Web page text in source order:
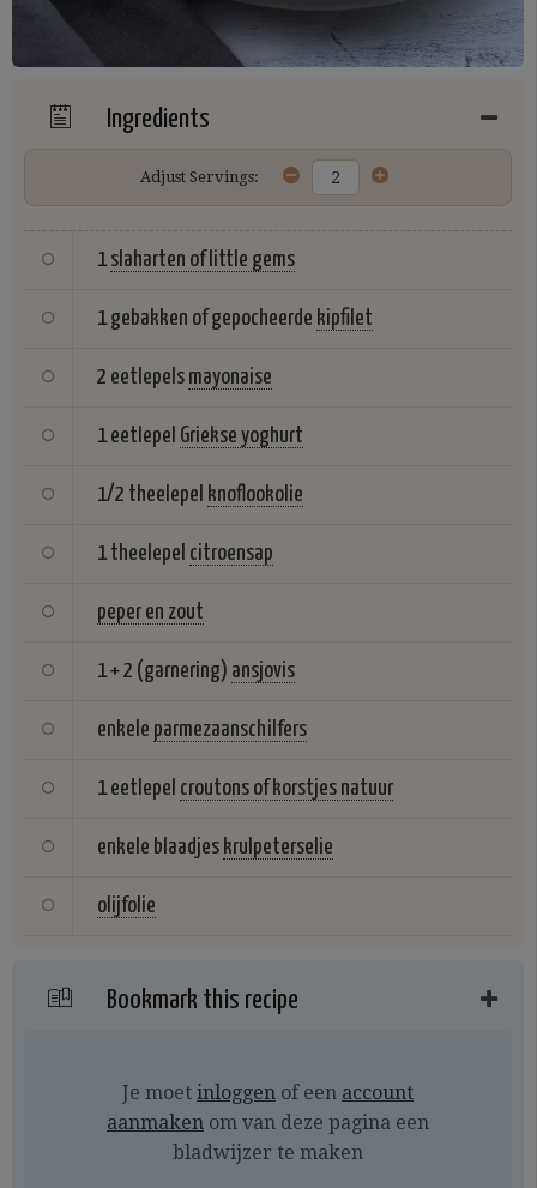
Ingredients
Adjust Servings:
1 slaharten of little gems
1 gebakken of gepocheerde kipfilet
2 eetlepels mayonaise
1 eetlepel Griekse yoghurt
1/2 theelepel knoflookolie
1 theelepel citroensap
peper en zout
1 + 2 (garnering) ansjovis
enkele parmezaanschilfers
1 eetlepel croutons of korstjes natuur
enkele blaadjes krulpeterselie
olijfolie
Bookmark this recipe
Je moet inloggen of een account
aanmaken om van deze pagina een
bladwijzer te maken